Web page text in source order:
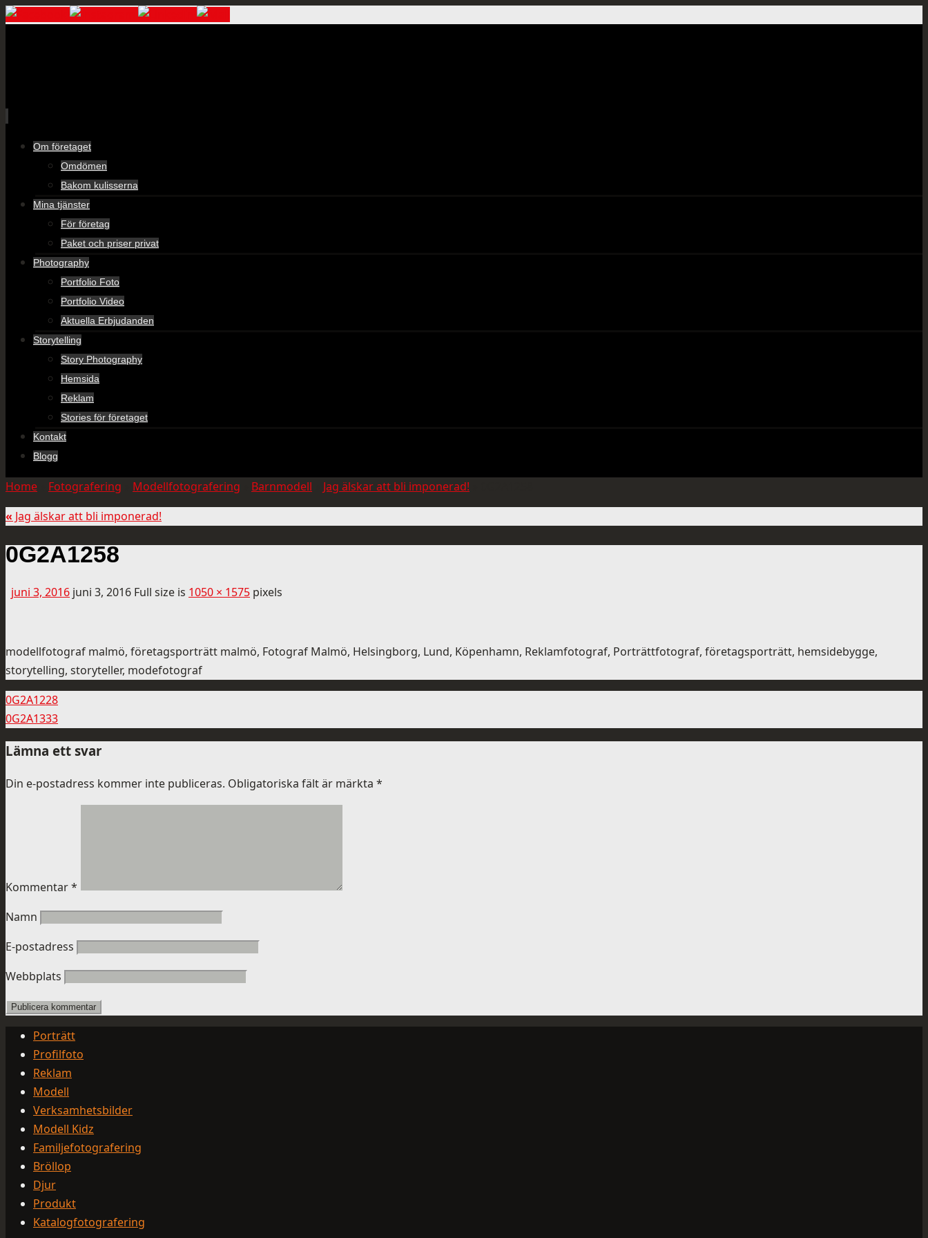
Skip
Om företaget
Omdömen
Bakom kulisserna
Mina tjänster
För företag
Paket och priser privat
Photography
Portfolio Foto
Portfolio Video
Aktuella Erbjudanden
Storytelling
Story Photography
Hemsida
Reklam
Stories för företaget
Kontakt
Blogg
Home Fotografering Modellfotografering Barnmodell Jag älskar att bli imponerad!
« Jag älskar att bli imponerad!
0G2A1258
juni 3, 2016 juni 3, 2016 Full size is 1050 × 1575 pixels
modellfotograf malmö, företagsporträtt malmö, Fotograf Malmö, Helsingborg, Lund, Köpenhamn, Reklamfotograf, Porträttfotograf, företagsporträtt, hemsidebygge,
storytelling, storyteller, modefotograf
0G2A1228
0G2A1333
Lämna ett svar
Din e-postadress kommer inte publiceras. Obligatoriska fält är märkta *
Kommentar*
Namn
E-postadress
Webbplats
Porträtt
Profilfoto
Reklam
Modell
Verksamhetsbilder
Modell Kidz
Familjefotografering
Bröllop
Djur
Produkt
Katalogfotografering